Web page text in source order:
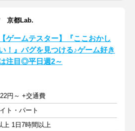
京都Lab.
【ゲームテスター】『ここおかし
！』バグを見つける♪ゲーム好き
注目◎平日週2～
円～ +交通費
ト・パート
上 1日7時間以上